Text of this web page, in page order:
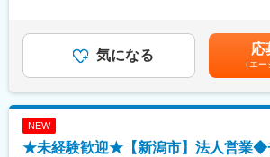
変更の範囲：会社の定める業務
す。
日常的な業務については現在の社員で対応
で、新しく市場の開拓などをお任せしたい
て上下する可能性があります。月給(月額)
です。 気になる 応
（エ
NEW
★未経験歓迎★【新潟市】法人営業◆